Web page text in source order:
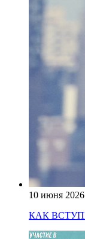
10 июня 2026
КАК